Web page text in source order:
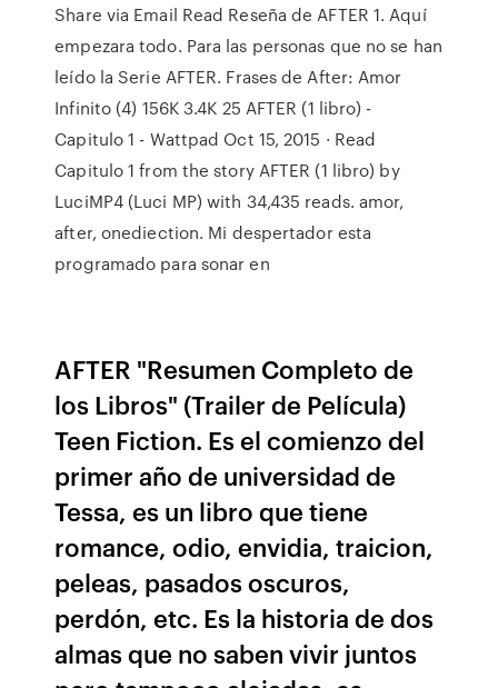
Share via Email Read Reseña de AFTER 1. Aquí
empezara todo. Para las personas que no se han
leído la Serie AFTER. Frases de After: Amor
Infinito (4) 156K 3.4K 25 AFTER (1 libro) -
Capitulo 1 - Wattpad Oct 15, 2015 · Read
Capitulo 1 from the story AFTER (1 libro) by
LuciMP4 (Luci MP) with 34,435 reads. amor,
after, onediection. Mi despertador esta
programado para sonar en
AFTER "Resumen Completo de
los Libros" (Trailer de Película)
Teen Fiction. Es el comienzo del
primer año de universidad de
Tessa, es un libro que tiene
romance, odio, envidia, traicion,
peleas, pasados oscuros,
perdón, etc. Es la historia de dos
almas que no saben vivir juntos